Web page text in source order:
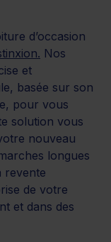
d’occasion
Nos
et
basée sur son
pour vous
solution vous
nouveau
longues
revente
de votre
et dans des